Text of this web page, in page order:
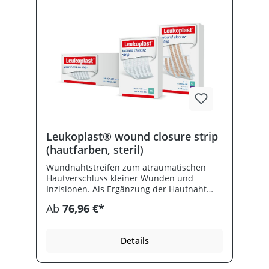
Leukoplast® wound closure strip
(hautfarben, steril)
Wundnahtstreifen zum atraumatischen
Hautverschluss kleiner Wunden und
Inzisionen. Als Ergänzung der Hautnaht
transparente Applikationskarte.
Ab 76,96 €*
Details